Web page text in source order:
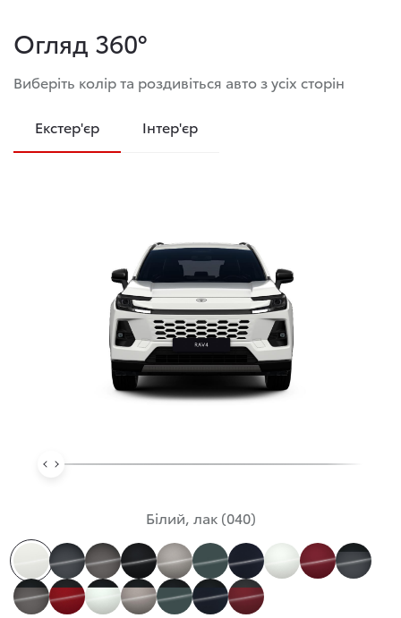
Огляд 360°
Виберіть колір та роздивіться авто з усіх сторін
Екстер'єр Інтер'єр
Білий, лак (040)